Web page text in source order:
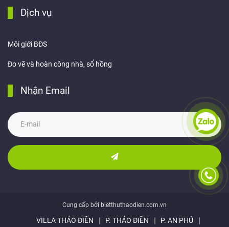
Dịch vụ
Môi giới BĐS
Đo vẽ và hoàn công nhà, sổ hồng
Nhận Email
VILLA THẢO ĐIỀN P. THẢO ĐIỀN P. AN PHÚ
Cung cấp bởi bietthuthaodien.com.vn